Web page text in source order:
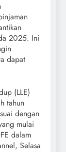
2025. Ini
dapat
(LLE)
tahun
dengan
mulai
dalam
Selasa